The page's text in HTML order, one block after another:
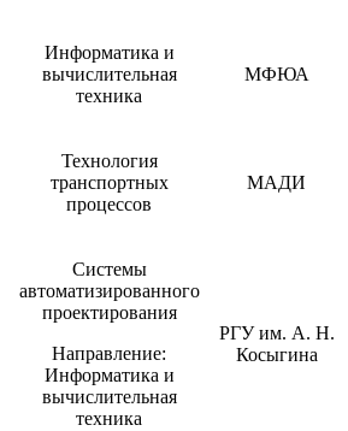
Информатика и
вычислительная
техника
МФЮА
Технология
транспортных
процессов
МАДИ
Системы
автоматизированного
проектирования
Направление:
Информатика и
вычислительная
техника
РГУ им. А. Н.
Косыгина